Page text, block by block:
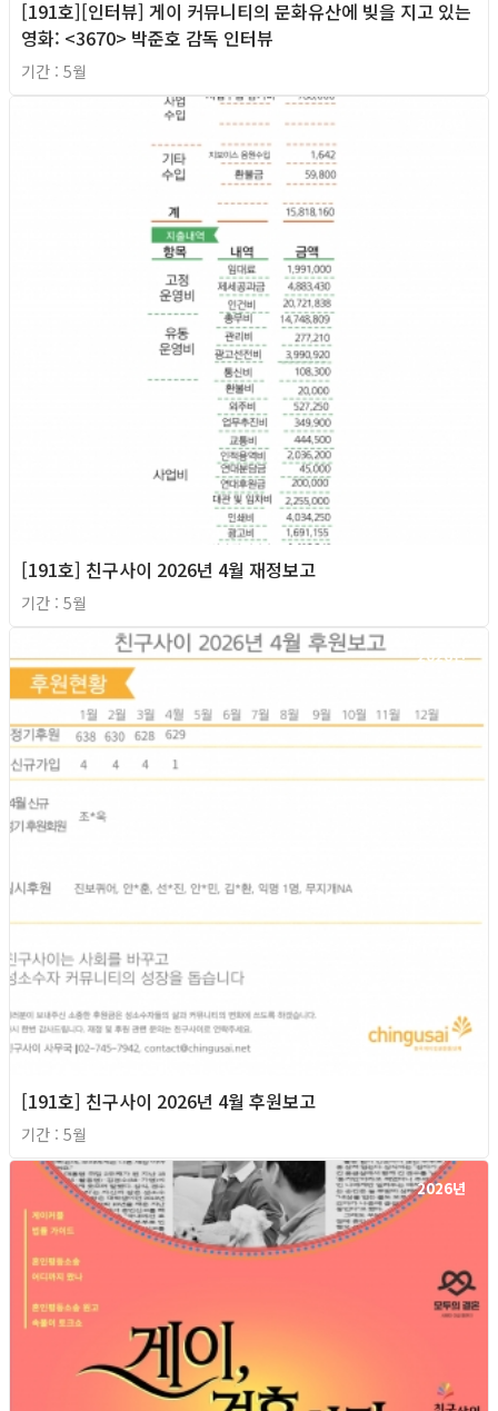
[191호][인터뷰] 게이 커뮤니티의 문화유산에 빚을 지고 있는
영화: <3670> 박준호 감독 인터뷰
기간 : 5월
[191호] 친구사이 2026년 4월 재정보고
기간 : 5월
2026년
[191호] 친구사이 2026년 4월 후원보고
기간 : 5월
2026년